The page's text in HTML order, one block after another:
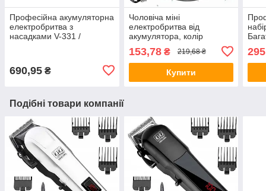
Професійна акумуляторна
електробритва з
насадками V-331 /
690,95 ₴
Чоловіча міні
електробритва від
акумулятора, колір
бритва / Дорожня
електробритва
153,78₴ 219,68 ₴
Купити
295
Подібні товари компанії